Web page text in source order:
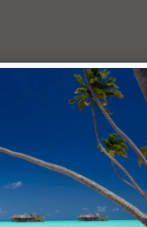
Хотите
Поставьте